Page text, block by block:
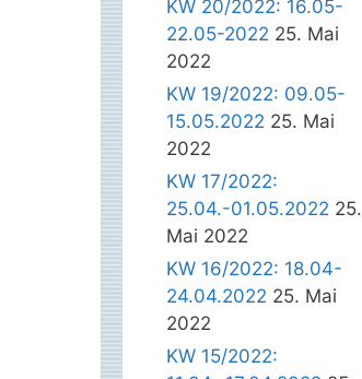
KW 20/2022: 16.05-
22.05-2022 25. Mai
2022
KW 19/2022: 09.05-
15.05.2022 25. Mai
2022
KW 17/2022:
25.04.-01.05.2022 25.
Mai 2022
KW 16/2022: 18.04-
24.04.2022 25. Mai
2022
KW 15/2022: